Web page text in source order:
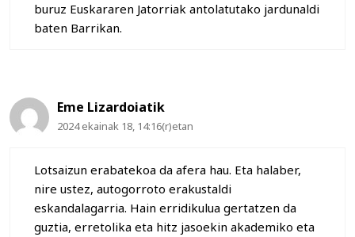
buruz Euskararen Jatorriak antolatutako jardunaldi
baten Barrikan.
Eme Lizardoiatik
2024 ekainak 18, 14:16(r)etan
Lotsaizun erabatekoa da afera hau. Eta halaber,
nire ustez, autogorroto erakustaldi
eskandalagarria. Hain erridikulua gertatzen da
guztia, erretolika eta hitz jasoekin akademiko eta